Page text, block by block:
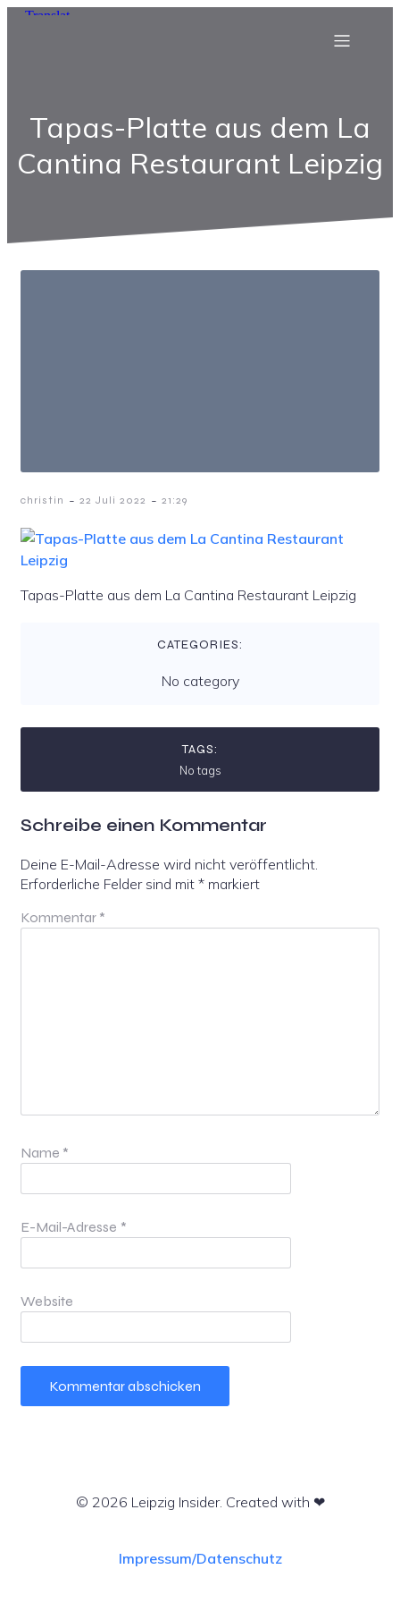
Tapas-Platte aus dem La
Cantina Restaurant Leipzig
christin - 22 Juli 2022 - 21:29
Tapas-Platte aus dem La Cantina Restaurant Leipzig
CATEGORIES:
No category
TAGS:
No tags
Schreibe einen Kommentar
Deine E-Mail-Adresse wird nicht veröffentlicht.
Erforderliche Felder sind mit * markiert
Kommentar *
Name *
E-Mail-Adresse *
Website
© 2026 Leipzig Insider. Created with ❤
Impressum/Datenschutz